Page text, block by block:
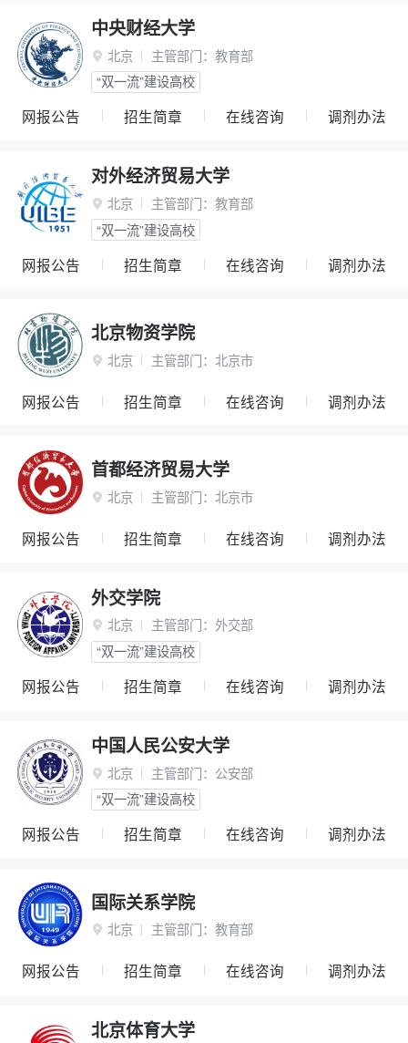
中央财经大学
 北京 主管部门： 教育部
“双一流”建设高校
网报公告 招生简章 在线咨询 调剂办法
对外经济贸易大学
 北京 主管部门： 教育部
“双一流”建设高校
网报公告 招生简章 在线咨询 调剂办法
北京物资学院
 北京 主管部门： 北京市
网报公告 招生简章 在线咨询 调剂办法
首都经济贸易大学
 北京 主管部门： 北京市
网报公告 招生简章 在线咨询 调剂办法
外交学院
 北京 主管部门： 外交部
“双一流”建设高校
网报公告 招生简章 在线咨询 调剂办法
中国人民公安大学
 北京 主管部门： 公安部
“双一流”建设高校
网报公告 招生简章 在线咨询 调剂办法
国际关系学院
 北京 主管部门： 教育部
网报公告 招生简章 在线咨询 调剂办法
北京体育大学